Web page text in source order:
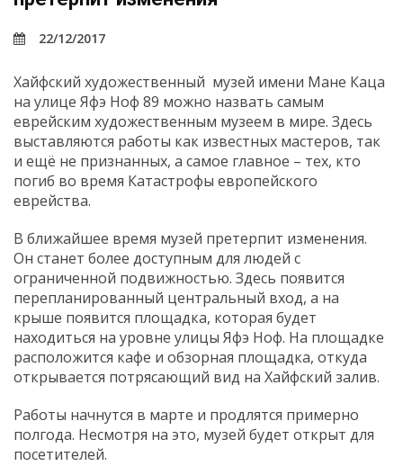
22/12/2017
Хайфский художественный музей имени Мане Каца
на улице Яфэ Ноф 89 можно назвать самым
еврейским художественным музеем в мире. Здесь
выставляются работы как известных мастеров, так
и ещё не признанных, а самое главное – тех, кто
погиб во время Катастрофы европейского
еврейства.
В ближайшее время музей претерпит изменения.
Он станет более доступным для людей с
ограниченной подвижностью. Здесь появится
перепланированный центральный вход, а на
крыше появится площадка, которая будет
находиться на уровне улицы Яфэ Ноф. На площадке
расположится кафе и обзорная площадка, откуда
открывается потрясающий вид на Хайфский залив.
Работы начнутся в марте и продлятся примерно
полгода. Несмотря на это, музей будет открыт для
посетителей.